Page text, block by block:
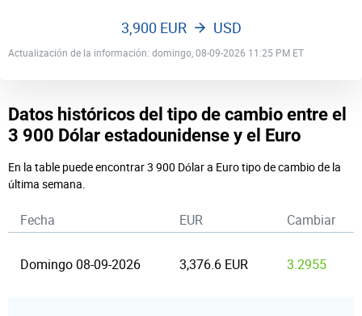
Actualización de la información: domingo, 08-09-2026 11:25 PM ET
3,900 EUR USD
Datos históricos del tipo de cambio entre el
3 900 Dólar estadounidense y el Euro
En la table puede encontrar 3 900 Dólar a Euro tipo de cambio de la
última semana.
Fecha EUR Cambiar
Domingo 08-09-2026 3,376.6 EUR 3.2955